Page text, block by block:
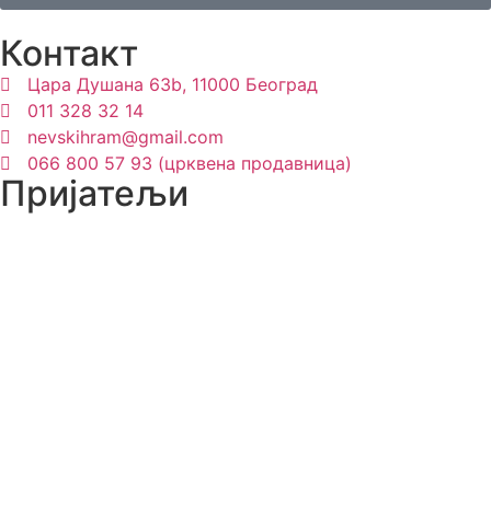
Контакт
Цара Душана 63b, 11000 Београд
011 328 32 14
nevskihram@gmail.com
066 800 57 93 (црквена продавница)
Пријатељи